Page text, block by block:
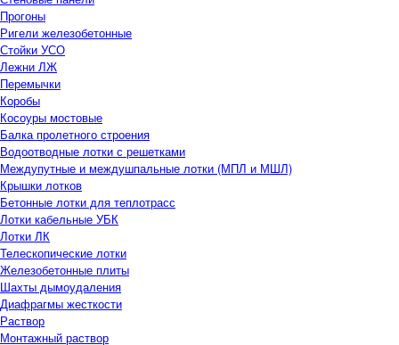
Прогоны
Ригели железобетонные
Стойки УСО
Лежни ЛЖ
Перемычки
Коробы
Косоуры мостовые
Балка пролетного строения
Водоотводные лотки с решетками
Междупутные и междушпальные лотки (МПЛ и МШЛ)
Крышки лотков
Бетонные лотки для теплотрасс
Лотки кабельные УБК
Лотки ЛК
Телескопические лотки
Железобетонные плиты
Шахты дымоудаления
Диафрагмы жесткости
Раствор
Монтажный раствор